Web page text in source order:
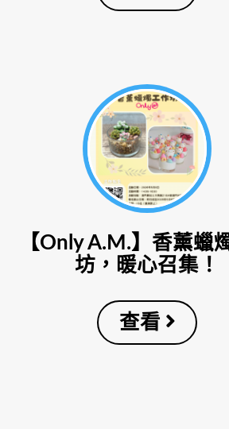
【Only A.M.】香薰蠟
坊，暖心召集！
查看